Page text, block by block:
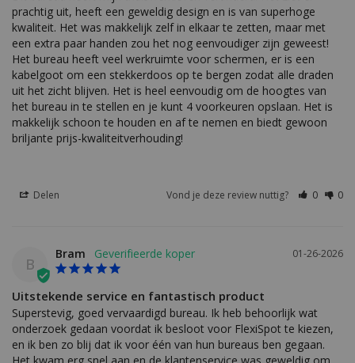
prachtig uit, heeft een geweldig design en is van superhoge
kwaliteit. Het was makkelijk zelf in elkaar te zetten, maar met
een extra paar handen zou het nog eenvoudiger zijn geweest!
Het bureau heeft veel werkruimte voor schermen, er is een
kabelgoot om een stekkerdoos op te bergen zodat alle draden
uit het zicht blijven. Het is heel eenvoudig om de hoogtes van
het bureau in te stellen en je kunt 4 voorkeuren opslaan. Het is
makkelijk schoon te houden en af te nemen en biedt gewoon
briljante prijs-kwaliteitverhouding!
Delen Vond je deze review nuttig? 0 0
B
01-26-2026
Bram
Uitstekende service en fantastisch product
Superstevig, goed vervaardigd bureau. Ik heb behoorlijk wat
onderzoek gedaan voordat ik besloot voor FlexiSpot te kiezen,
en ik ben zo blij dat ik voor één van hun bureaus ben gegaan.